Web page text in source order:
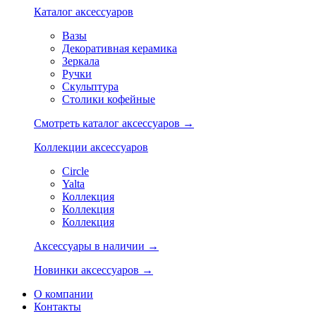
Каталог аксессуаров
Вазы
Декоративная керамика
Зеркала
Ручки
Скульптура
Столики кофейные
Смотреть каталог аксессуаров →
Коллекции аксессуаров
Circle
Yalta
Коллекция
Коллекция
Коллекция
Аксессуары в наличии →
Новинки аксессуаров →
О компании
Контакты